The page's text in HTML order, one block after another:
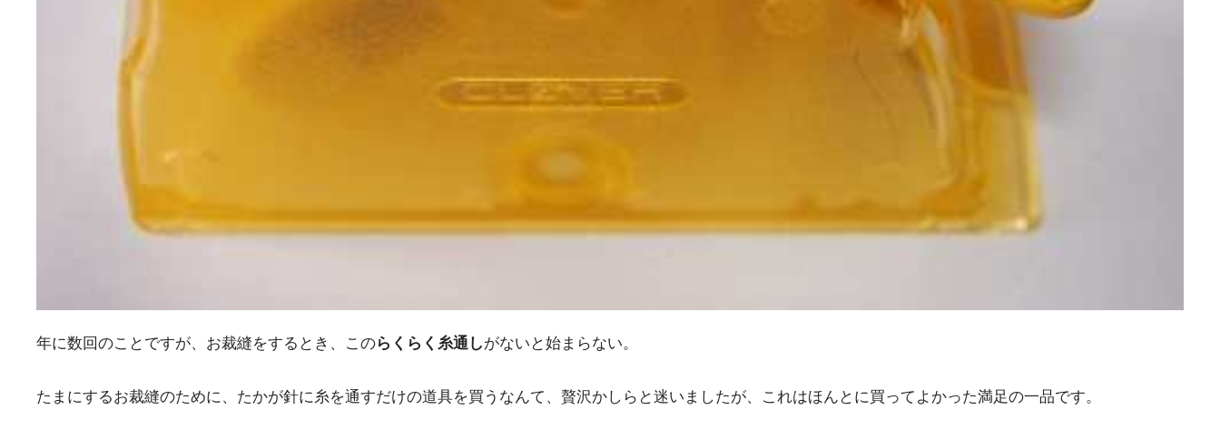
年に数回のことですが、お裁縫をするとき、このらくらく糸通しがないと始まらない。
たまにするお裁縫のために、たかが針に糸を通すだけの道具を買うなんて、贅沢かしらと迷いましたが、これはほんとに買ってよかった満足の一品です。